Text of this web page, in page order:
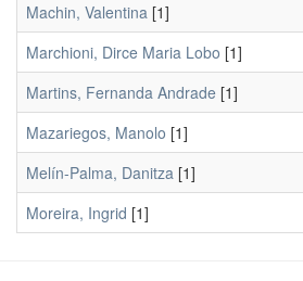
Machin, Valentina [1]
Marchioni, Dirce Maria Lobo [1]
Martins, Fernanda Andrade [1]
Mazariegos, Manolo [1]
Melín-Palma, Danitza [1]
Moreira, Ingrid [1]